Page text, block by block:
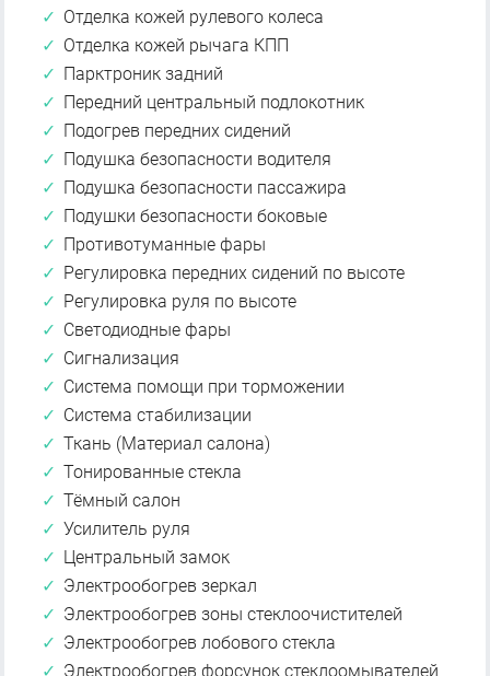
Отделка кожей рулевого колеса
Отделка кожей рычага КПП
Парктроник задний
Передний центральный подлокотник
Подогрев передних сидений
Подушка безопасности водителя
Подушка безопасности пассажира
Подушки безопасности боковые
Противотуманные фары
Регулировка передних сидений по высоте
Регулировка руля по высоте
Светодиодные фары
Сигнализация
Система помощи при торможении
Система стабилизации
Ткань (Материал салона)
Тонированные стекла
Тёмный салон
Усилитель руля
Центральный замок
Электрообогрев зеркал
Электрообогрев зоны стеклоочистителей
Электрообогрев лобового стекла
Электрообогрев форсунок стеклоомывателей